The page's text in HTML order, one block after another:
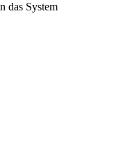
das System